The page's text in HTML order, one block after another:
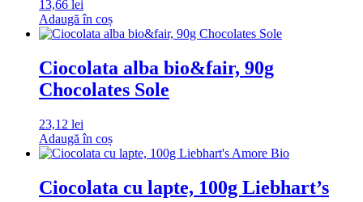
13,66 lei
Adaugă în coș
Ciocolata alba bio&fair, 90g
Chocolates Sole
23,12 lei
Adaugă în coș
Ciocolata cu lapte, 100g Liebhart’s